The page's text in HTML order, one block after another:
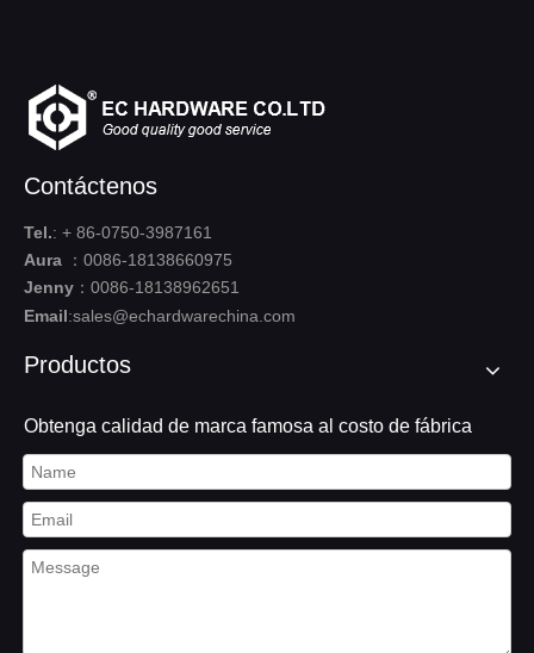
Cuarto de ducha sin marco
Tubo en forma de T para
tubo en ángulo de descarga
domo Tapa de extremo de
Contáctenos
Tel.: + 86-0750-3987161
Aura ：0086-18138660975
Jenny ：0086-18138962651
Email:sales@echardwarechina.com
Productos
Obtenga calidad de marca famosa al costo de fábrica